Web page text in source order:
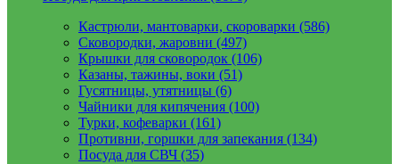
Кастрюли, мантоварки, скороварки (586)
Сковородки, жаровни (497)
Крышки для сковородок (106)
Казаны, тажины, воки (51)
Гусятницы, утятницы (6)
Чайники для кипячения (100)
Турки, кофеварки (161)
Противни, горшки для запекания (134)
Посуда для СВЧ (35)